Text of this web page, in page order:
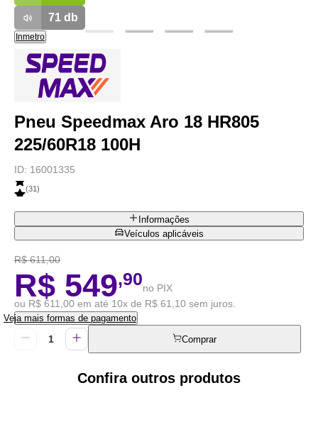
71db
Inmetro
Pneu Speedmax Aro 18 HR805
225/60R18 100H
ID: 16001335
(31)
Informações
Veículos aplicáveis
R$ 611,00
R$ 549,90no PIX
ou R$ 611,00 em até 10x de R$ 61,10 sem juros.
Veja mais formas de pagamento
Comprar
Confira outros produtos